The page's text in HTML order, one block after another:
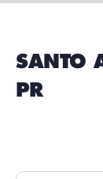
SANTO
PR